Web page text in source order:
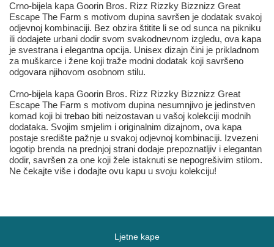
Crno-bijela kapa Goorin Bros. Rizz Rizzky Bizznizz Great
Escape The Farm s motivom dupina savršen je dodatak svakoj
odjevnoj kombinaciji. Bez obzira štitite li se od sunca na pikniku
ili dodajete urbani dodir svom svakodnevnom izgledu, ova kapa
je svestrana i elegantna opcija. Unisex dizajn čini je prikladnom
za muškarce i žene koji traže modni dodatak koji savršeno
odgovara njihovom osobnom stilu.
Crno-bijela kapa Goorin Bros. Rizz Rizzky Bizznizz Great
Escape The Farm s motivom dupina nesumnjivo je jedinstven
komad koji bi trebao biti neizostavan u vašoj kolekciji modnih
dodataka. Svojim smjelim i originalnim dizajnom, ova kapa
postaje središte pažnje u svakoj odjevnoj kombinaciji. Izvezeni
logotip brenda na prednjoj strani dodaje prepoznatljiv i elegantan
dodir, savršen za one koji žele istaknuti se nepogrešivim stilom.
Ne čekajte više i dodajte ovu kapu u svoju kolekciju!
Ljetne kape